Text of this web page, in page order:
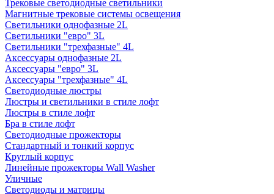
Трековые светодиодные светильники
Магнитные трековые системы освещения
Светильники однофазные 2L
Светильники "евро" 3L
Светильники "трехфазные" 4L
Аксессуары однофазные 2L
Аксессуары "евро" 3L
Аксессуары "трехфазные" 4L
Светодиодные люстры
Люстры и светильники в стиле лофт
Люстры в стиле лофт
Бра в стиле лофт
Светодиодные прожекторы
Стандартный и тонкий корпус
Круглый корпус
Линейные прожекторы Wall Washer
Уличные
Светодиоды и матрицы